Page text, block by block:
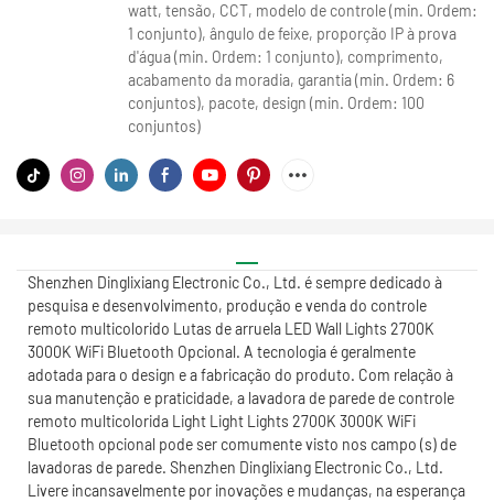
watt, tensão, CCT, modelo de controle (min. Ordem:
1 conjunto), ângulo de feixe, proporção IP à prova
d'água (min. Ordem: 1 conjunto), comprimento,
acabamento da moradia, garantia (min. Ordem: 6
conjuntos), pacote, design (min. Ordem: 100
conjuntos)
Shenzhen Dinglixiang Electronic Co., Ltd. é sempre dedicado à
pesquisa e desenvolvimento, produção e venda do controle
remoto multicolorido Lutas de arruela LED Wall Lights 2700K
3000K WiFi Bluetooth Opcional. A tecnologia é geralmente
adotada para o design e a fabricação do produto. Com relação à
sua manutenção e praticidade, a lavadora de parede de controle
remoto multicolorida Light Light Lights 2700K 3000K WiFi
Bluetooth opcional pode ser comumente visto nos campo (s) de
lavadoras de parede. Shenzhen Dinglixiang Electronic Co., Ltd.
Livere incansavelmente por inovações e mudanças, na esperança